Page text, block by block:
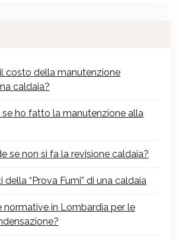
costo della manutenzione
caldaia?
ho fatto la manutenzione alla
se non si fa la revisione caldaia?
della “Prova Fumi” di una caldaia
normative in Lombardia per le